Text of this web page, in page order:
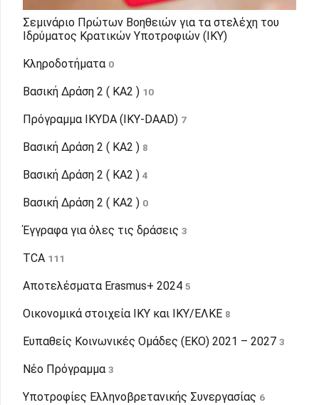
Σεμινάριο Πρώτων Βοηθειών για τα στελέχη του
Ιδρύματος Κρατικών Υποτροφιών (ΙΚΥ)
Κληροδοτήματα 0
Βασική Δράση 2 ( KA2 ) 10
Πρόγραμμα IKYDA (IKY-DAAD) 7
Βασική Δράση 2 ( KA2 ) 8
Βασική Δράση 2 ( KA2 ) 4
Βασική Δράση 2 ( KA2 ) 0
Έγγραφα για όλες τις δράσεις 3
TCA 111
Αποτελέσματα Erasmus+ 2024 5
Οικονομικά στοιχεία ΙΚΥ και ΙΚΥ/ΕΛΚΕ 8
Ευπαθείς Κοινωνικές Ομάδες (ΕΚΟ) 2021 – 2027 3
Νέο Πρόγραμμα3
Υποτροφίες Ελληνοβρετανικής Συνεργασίας 6